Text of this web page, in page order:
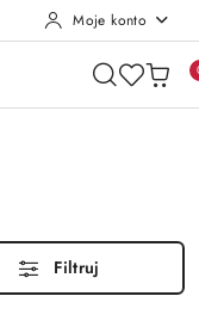
Moje konto
Filtruj